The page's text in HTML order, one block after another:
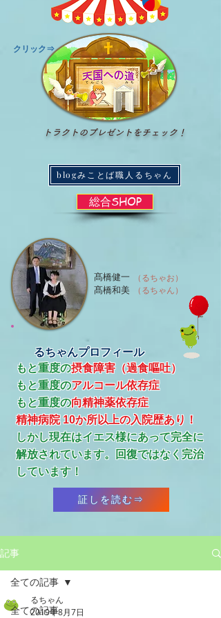
​クリック⇒
トラクトのプレゼントをチェック！
blogみことば職人るちゃん
総合SHOP
（るちゃお）
（るちゃん）
髙橋健一
髙橋和美
るちゃんプロフィール
もと重度の摂食障害（過食嘔吐）
もと重度のアルコール依存症
​もと重度の向精神薬依存症
精神病院 10か所以上の入院歴あり！
​しかし現在はイエス様にあって完全に
解放されています。回復ではなく完治
しています！
証しを読む⇒
記事
全ての記事
全ての記事
るちゃん
2019年8月7日